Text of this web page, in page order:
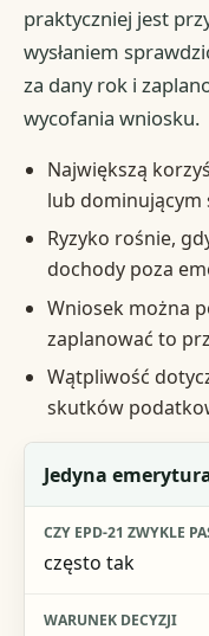
praktyczniej jest
wysłaniem
za dany rok i
wycofania wniosku.
Największą
lub dominującym
Ryzyko rośnie,
dochody poza
Wniosek można
zaplanować to
Wątpliwość
skutków
Sytuacja
Czy EPD-21 zwykle
Warunek decyzji
Jedyna
często tak